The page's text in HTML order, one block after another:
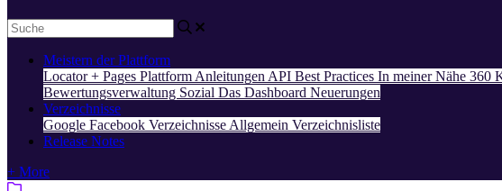
Meistern der Plattform
Locator + Pages Plattform Anleitungen API Best Practices In meiner Nähe 360
Bewertungsverwaltung Sozial Das Dashboard Neuerungen
Verzeichnisse
Google Facebook Verzeichnisse Allgemein Verzeichnisliste
Release Notes
+ More